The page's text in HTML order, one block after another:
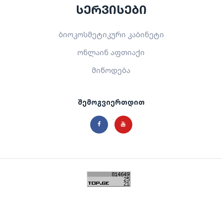
სერვისები
ბიოკოსმეტიკური კაბინეტი
ონლაინ აფთიაქი
მიწოდება
შემოგვიერთდით